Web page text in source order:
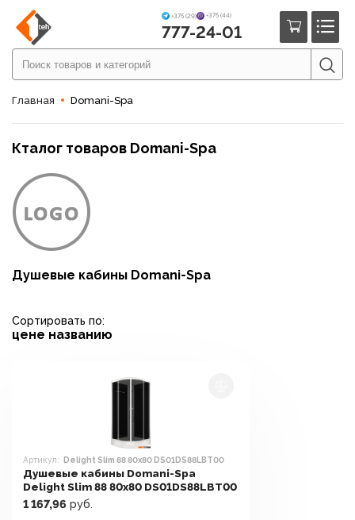
+375 (29) +375 (44)
777-24-01
Главная Domani-Spa
Кталог товаров Domani-Spa
Душевые кабины Domani-Spa
Сортировать по:
цене названию
Артикул: Delight Slim 88 80x80 DS01DS88LBT00
Душевые кабины Domani-Spa
Delight Slim 88 80x80 DS01DS88LBT00
1 167,96 руб.